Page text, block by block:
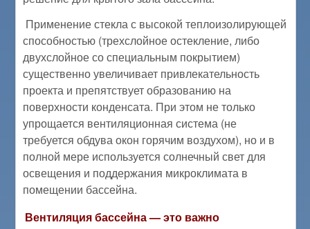
Применение стекла с высокой теплоизолирующей
способностью (трехслойное остекление, либо
двухслойное со специальным покрытием)
существенно увеличивает привлекательность
проекта и препятствует образованию на
поверхности конденсата. При этом не только
упрощается вентиляционная система (не
требуется обдува окон горячим воздухом), но и в
полной мере используется солнечный свет для
освещения и поддержания микроклимата в
помещении бассейна.
Вентиляция бассейна — это важно